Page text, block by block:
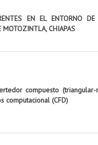
EN EL ENTORNO DE
CHIAPAS
compuesto (triangular-
computacional (CFD)